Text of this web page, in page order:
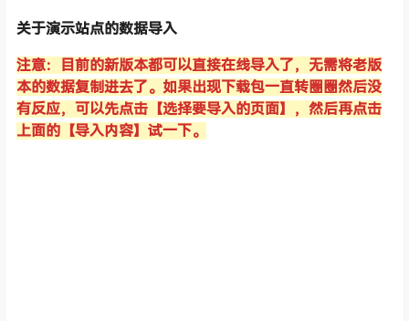
关于演示站点的数据导入
注意：目前的新版本都可以直接在线导入了，无需将老版
本的数据复制进去了。如果出现下载包一直转圈圈然后没
有反应，可以先点击【选择要导入的页面】，然后再点击
上面的【导入内容】试一下。